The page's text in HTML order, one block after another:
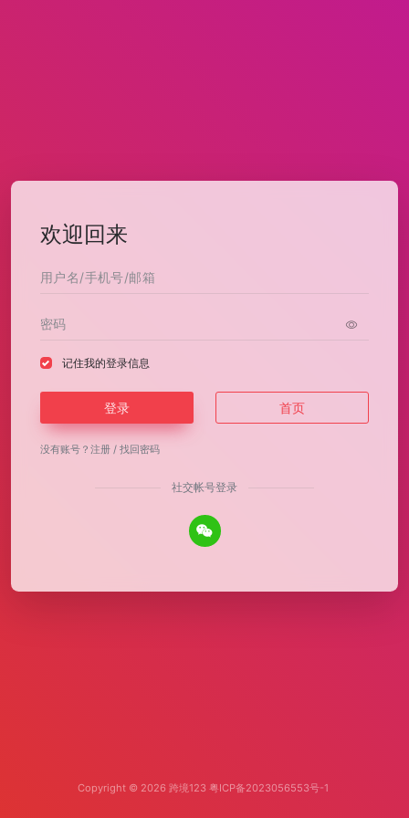
欢迎回来
记住我的登录信息
登录 首页
没有账号？ 注册 / 找回密码
社交帐号登录
Copyright © 2026 跨境123 粤ICP备2023056553号-1